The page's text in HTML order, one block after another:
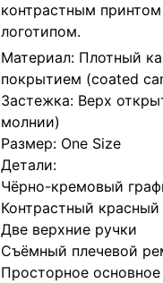
контрастным
логотипом.
Материал: Плотный
покрытием (coated
Застежка: Верх
молнии)
Размер: One Size
Детали:
Чёрно-кремовый
Контрастный красный
Две верхние ручки
Съёмный плечевой
Просторное основное